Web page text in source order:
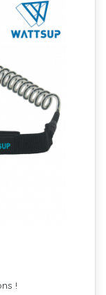
!